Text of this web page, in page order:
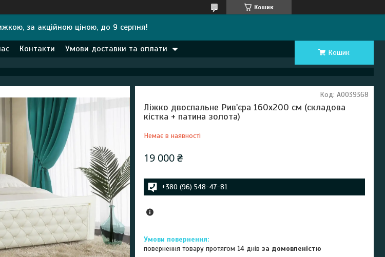
Кошик
за акційною ціною, до 9 серпня!
Контакти Умови доставки та оплати Кошик
Ліжко двоспальне Рив'єра 160х200 см (складова
кістка + патина золота)
Немає в наявності
Код: А0039368
19 000 ₴
+380 (96) 548-47-81
повернення товару протягом 14 днівза домовленістю